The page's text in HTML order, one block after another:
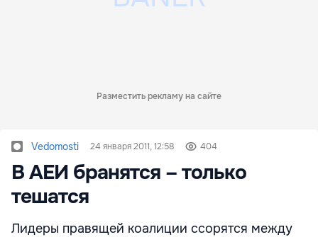
Разместить рекламу на сайте
Vedomosti 24 января 2011, 12:58 404
В АЕИ бранятся – только
тешатся
Лидеры правящей коалиции ссорятся между